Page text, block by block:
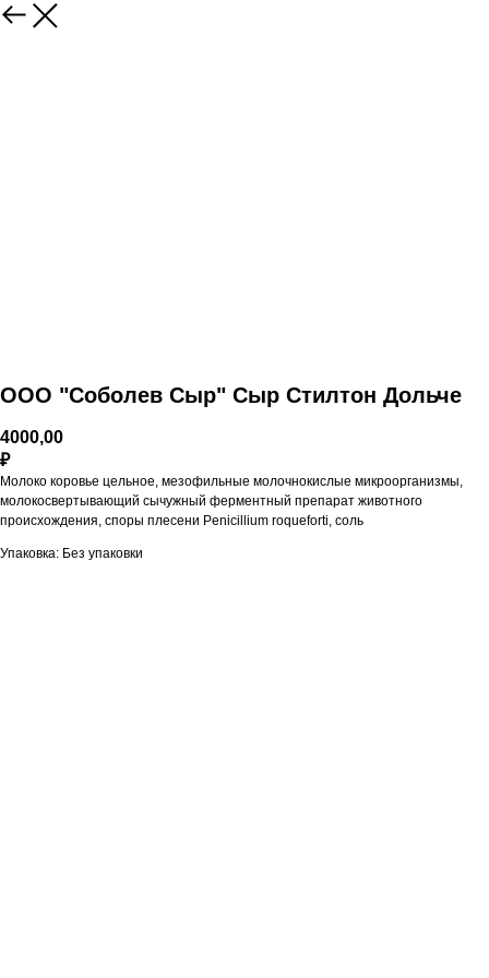
ООО "Соболев Сыр" Сыр Стилтон Дольче
4000,00
₽
Молоко коровье цельное, мезофильные молочнокислые микроорганизмы,
молокосвертывающий сычужный ферментный препарат животного
происхождения, споры плесени Penicillium roqueforti, соль
Упаковка: Без упаковки